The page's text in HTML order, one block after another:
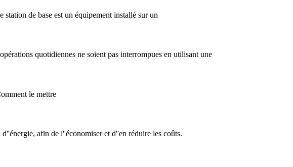
de base est un équipement installé sur un
quotidiennes ne soient pas interrompues en utilisant une
le mettre
afin de l''économiser et d''en réduire les coûts.